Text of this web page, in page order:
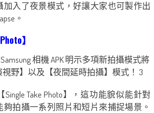
加入了夜景模式，好讓大家也可製作出
。
】
Take Photo】，這功能貌似能針對
拍攝一系列照片和短片來捕捉場景。